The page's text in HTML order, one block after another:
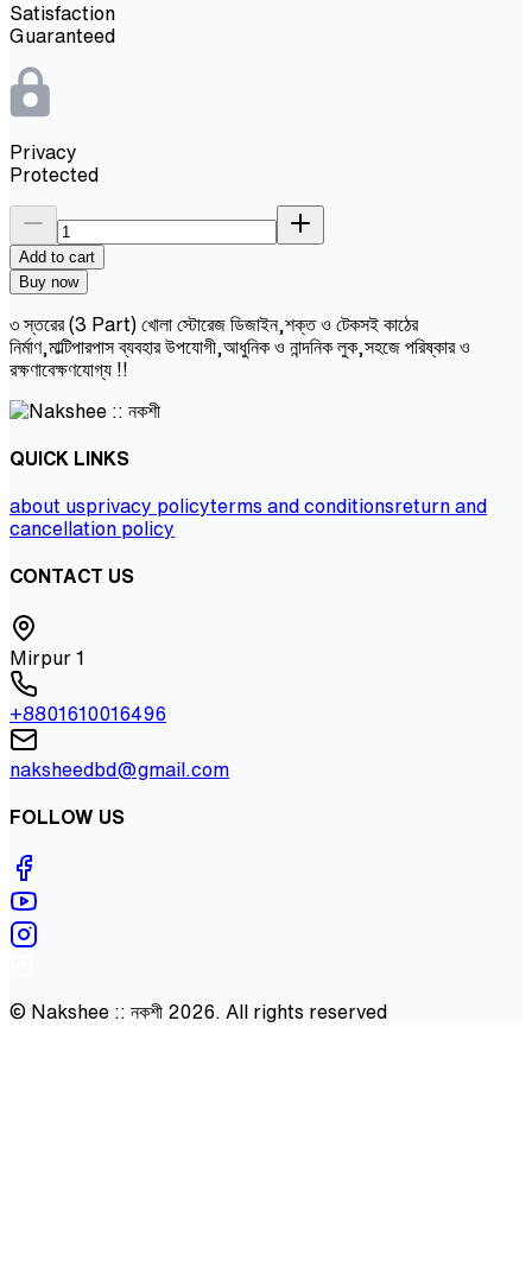
Satisfaction
Guaranteed
Privacy
Protected
Add to cart
Buy now
৩ স্তরের (3 Part) খোলা স্টোরেজ ডিজাইন,শক্ত ও টেকসই কাঠের
নির্মাণ,মাল্টিপারপাস ব্যবহার উপযোগী,আধুনিক ও নান্দনিক লুক,সহজে পরিষ্কার ও
রক্ষণাবেক্ষণযোগ্য !!
QUICK LINKS
about usprivacy policyterms and conditionsreturn and
cancellation policy
CONTACT US
Mirpur 1
+8801610016496
naksheedbd@gmail.com
FOLLOW US
© Nakshee :: নকশী 2026. All rights reserved